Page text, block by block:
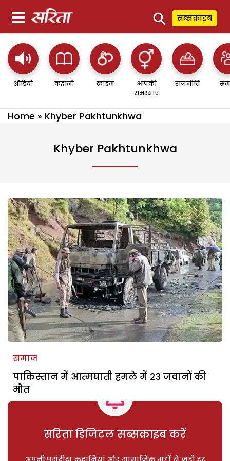
⚲ सब्सक्राइब
ऑडियो कहानी क्राइम
आपकी
समस्याएं
राजनीति
Home » Khyber Pakhtunkhwa
Khyber Pakhtunkhwa
समाज
पाकिस्तान में आत्मघाती हमले में 23 जवानों की
मौत
सरिता डिजिटल सब्सक्राइब करें